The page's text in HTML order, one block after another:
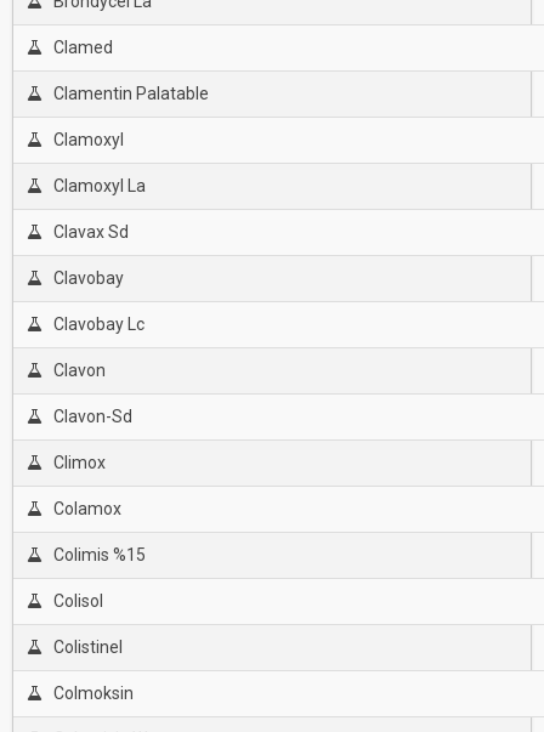
Clamed
Clamentin Palatable
Clamoxyl
Clamoxyl La
Clavax Sd
Clavobay
Clavobay Lc
Clavon
Clavon-Sd
Climox
Colamox
Colimis %15
Colisol
Colistinel
Colmoksin